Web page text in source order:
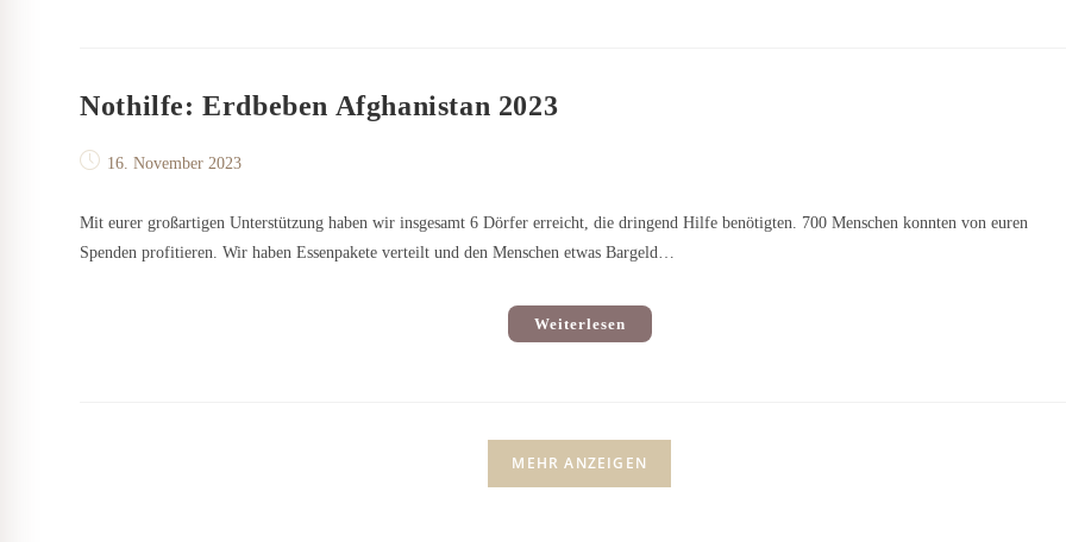
Nothilfe: Erdbeben Afghanistan 2023
Beitrag16. November 2023
Mit eurer großartigen Unterstützung haben wir insgesamt 6 Dörfer erreicht, die dringend Hilfe benötigten. 700 Menschen konnten von euren
Spenden profitieren. Wir haben Essenpakete verteilt und den Menschen etwas Bargeld…
Weiterlesen
MEHR ANZEIGEN